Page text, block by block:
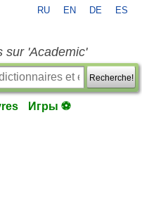
RU EN DE ES
sur 'Academic'
Recherche!
Игры ⚽